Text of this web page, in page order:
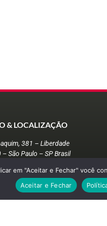
& LOCALIZAÇÃO
381 – Liberdade
São Paulo – SP Brasil
1755
Bunkyo
em "Aceitar e Fechar" você
Aceitar e Fechar